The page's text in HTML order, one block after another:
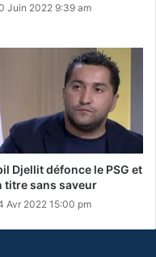
Juin 2022 9:39 am
Djellit défonce le PSG et
titre sans saveur
Avr 2022 15:00 pm